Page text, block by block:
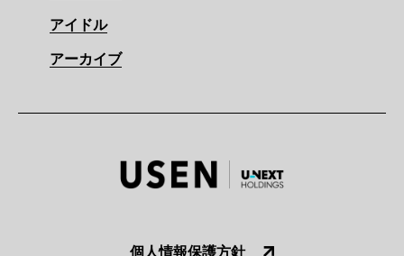
アイドル
アーカイブ
個人情報保護方針